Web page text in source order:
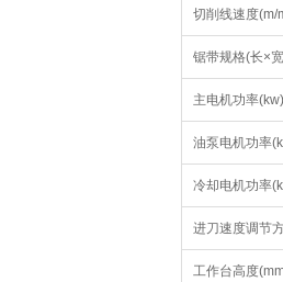
切削线速度(m/
锯带规格(长×
主电机功率(kw)
油泵电机功率
冷却电机功率
进刀速度调节
工作台高度